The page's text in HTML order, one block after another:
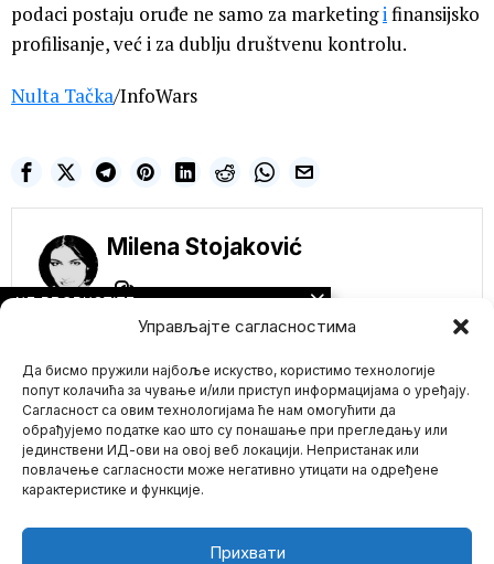
Управљајте сагласностима
Да бисмо пружили најбоље искуство, користимо технологије
попут колачића за чување и/или приступ информацијама о уређају.
Сагласност са овим технологијама ће нам омогућити да
обрађујемо податке као што су понашање при прегледању или
јединствени ИД-ови на овој веб локацији. Непристанак или
повлачење сагласности може негативно утицати на одређене
карактеристике и функције.
Прихвати
podaci postaju oruđe ne samo za marketingifinansijsko
profilisanje, već i za dublju društvenu kontrolu.
Nulta Tačka/InfoWars
Milena Stojaković
Mario zna Youtube
NE PROPUSTITE
TikTok će pokrenuti
zabranjen u
Sjedinjenim
Državama
Predstavnički dom
usvojio je zakon koji bi
primorao kineski
BiteDance
„тренер
самоубиства“